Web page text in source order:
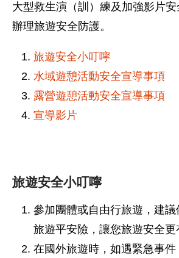
大型救生演（訓）練及加強影片
辦理旅遊安全防護。
旅遊安全小叮嚀
水域遊憩活動安全宣導事項
露營遊憩活動安全宣導事項
宣導影片
旅遊安全小叮嚀
參加團體或自由行旅遊，建
旅遊平安險，讓您旅遊安全更
在國外旅遊時，如遇緊急事